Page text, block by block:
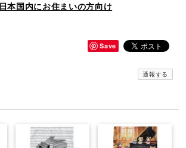
日本国内にお住まいの方向け
Save
通報する